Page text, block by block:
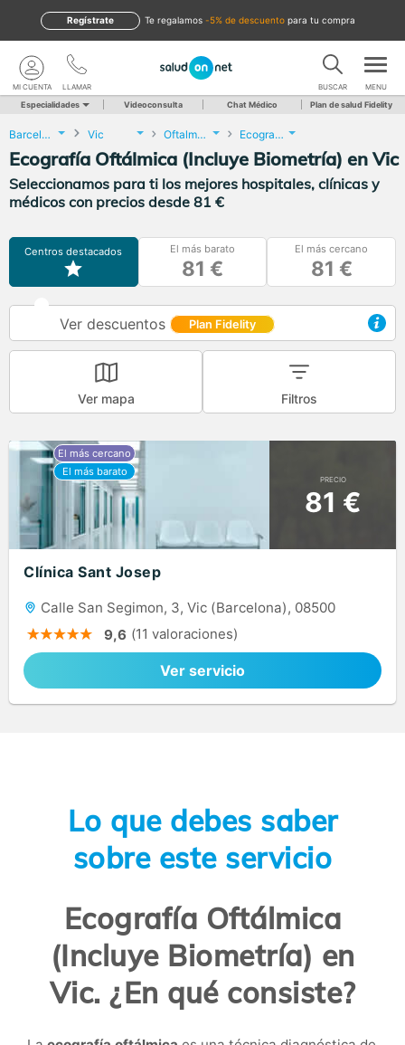
te regalamos -5% de descuento para tu compra
Regístrate
LLAMAR
MI CUENTA BUSCAR MENU
Especialidades Videoconsulta Chat Médico Plan de salud Fidelity
Barcelona Vic Oftalmología Ecografía Oftálmica (Incluye Biometría)
Ecografía Oftálmica (Incluye Biometría) en Vic
Seleccionamos para ti los mejores hospitales, clínicas y
médicos con precios desde 81 €
Centros destacados El más barato
81 €
El más cercano
81 €
Ver descuentos Plan Fidelity
Ver mapa Filtros
PRECIO
81 €
Clínica Sant Josep
Calle San Segimon, 3, Vic (Barcelona), 08500
9,6 (11 valoraciones)
Ver servicio
Lo que debes saber
sobre este servicio
Ecografía Oftálmica
(Incluye Biometría) en
Vic. ¿En qué consiste?